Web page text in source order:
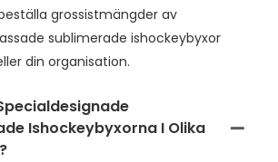
grossistmängder av
sublimerade ishockeybyxor
din organisation.
Ishockeybyxorna I Olika